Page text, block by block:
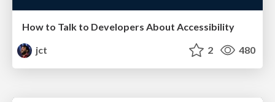
How to Talk to Developers About Accessibility
jct
2 480